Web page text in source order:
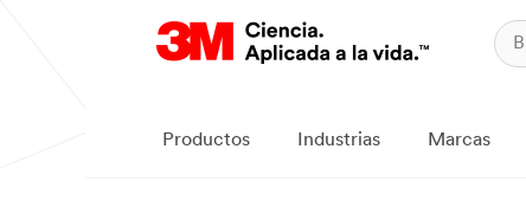
Productos Industrias Marcas